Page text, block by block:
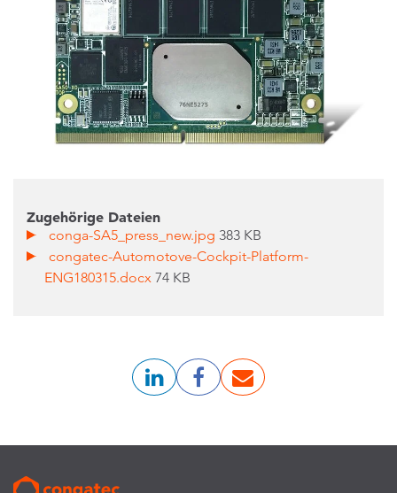
Zugehörige Dateien
conga-SA5_press_new.jpg 383 KB
congatec-Automotove-Cockpit-Platform-
ENG180315.docx 74 KB